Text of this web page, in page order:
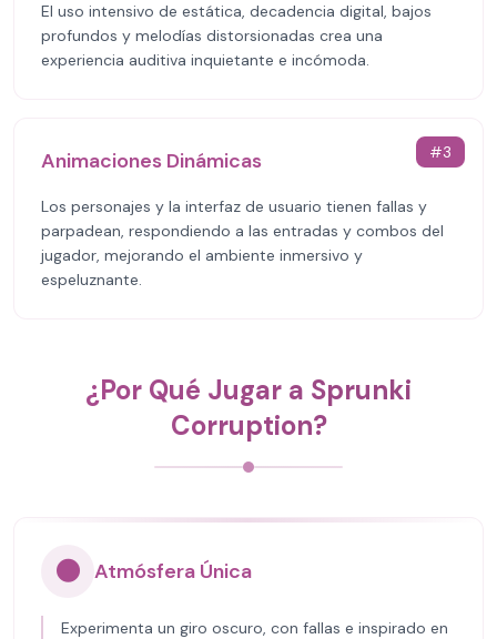
El uso intensivo de estática, decadencia digital, bajos
profundos y melodías distorsionadas crea una
experiencia auditiva inquietante e incómoda.
#3
Animaciones Dinámicas
Los personajes y la interfaz de usuario tienen fallas y
parpadean, respondiendo a las entradas y combos del
jugador, mejorando el ambiente inmersivo y
espeluznante.
¿Por Qué Jugar a Sprunki
Corruption?
🌑 Atmósfera Única
Experimenta un giro oscuro, con fallas e inspirado en